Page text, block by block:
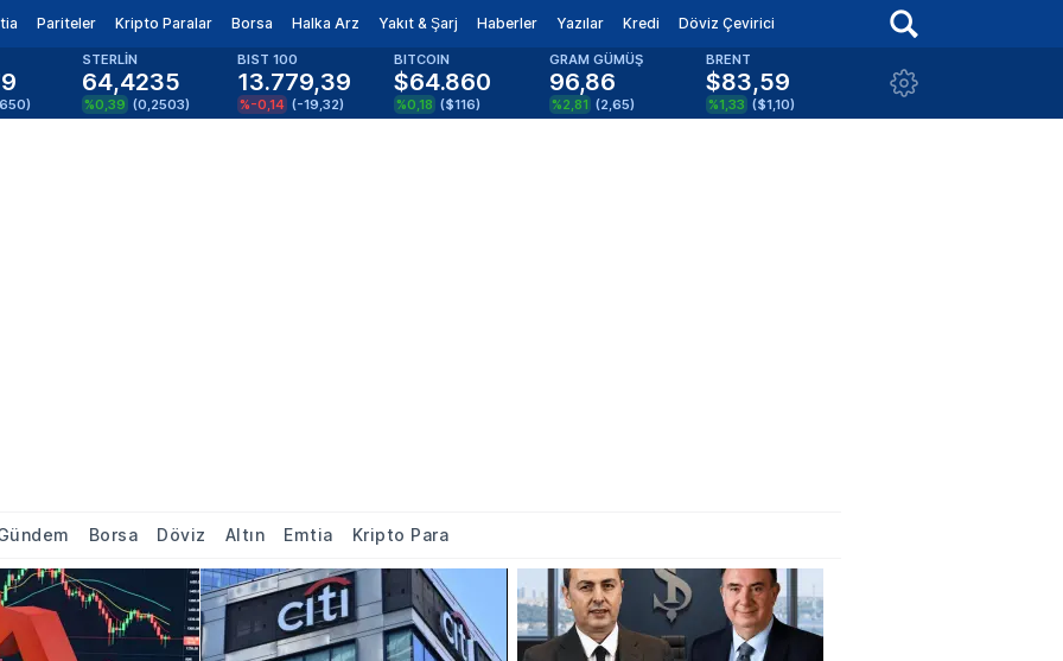
Pariteler Kripto Paralar Borsa Halka Arz Yakıt & Şarj Haberler Yazılar Kredi Döviz Çevirici
)
STERLİN
64,4235
%0,39 (0,2503)
BIST 100
13.779,39
%-0,14 (-19,32)
BITCOIN
$64.860
%0,18 ($116)
GRAM GÜMÜŞ
96,86
%2,81 (2,65)
BRENT
$83,59
%1,33 ($1,10)
Borsa Döviz Altın Emtia Kripto Para